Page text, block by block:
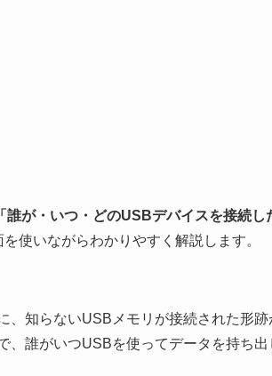
「誰が・いつ・どのUSBデバイスを接続し
使いながらわかりやすく解説します。
、知らないUSBメモリが接続された形跡
、誰がいつUSBを使ってデータを持ち出